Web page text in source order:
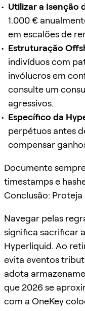
Utilizar a Isenção
1.000 €
em escalões de
Estruturação
indivíduos com
invólucros em
consulte um
agressivos.
Específico da
perpétuos antes
compensar
Documente
timestamps e
Conclusão: Proteja
Navegar pelas
significa sacrificar
Hyperliquid. Ao
evita eventos
adota
que 2026 se
com a OneKey